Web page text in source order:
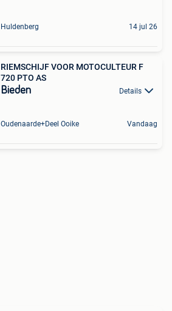
Huldenberg 14 jul 26
RIEMSCHIJF VOOR MOTOCULTEUR F
720 PTO AS
Bieden Details
Oudenaarde+Deel Ooike Vandaag